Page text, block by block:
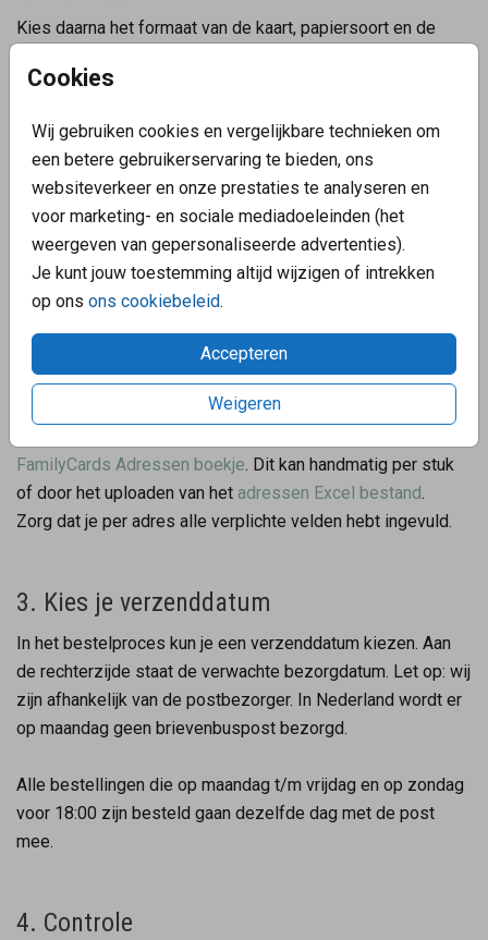
Cookies
Wij gebruiken cookies en vergelijkbare technieken om
een betere gebruikerservaring te bieden, ons
websiteverkeer en onze prestaties te analyseren en
voor marketing- en sociale mediadoeleinden (het
weergeven van gepersonaliseerde advertenties).
Je kunt jouw toestemming altijd wijzigen of intrekken
op ons ons cookiebeleid.
Accepteren
Weigeren
Kies daarna het formaat van de kaart, papiersoort en de
2. Adressen toevoegen
Voeg nu jouw adressen toe:
FamilyCards Adressen boekje. Dit kan handmatig per stuk
of door het uploaden van het adressen Excel bestand.
Zorg dat je per adres alle verplichte velden hebt ingevuld.
3. Kies je verzenddatum
In het bestelproces kun je een verzenddatum kiezen. Aan
de rechterzijde staat de verwachte bezorgdatum. Let op: wij
zijn afhankelijk van de postbezorger. In Nederland wordt er
op maandag geen brievenbuspost bezorgd.
Alle bestellingen die op maandag t/m vrijdag en op zondag
voor 18:00 zijn besteld gaan dezelfde dag met de post
mee.
4. Controle